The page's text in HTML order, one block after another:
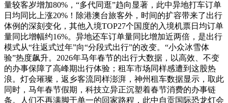
量较客岁增加80%，“多代同逛”趋向显著，此中异地打车订单
日均同比上涨20%！除港澳台旅客外，时间的扩容带来了出行
体例的深刻变化，其他入境TOP27个国度的入境机票日均订单
量同比增幅约16%。异地还车订单量同比增加近两倍，是出行
模式从“往返式过年”向“分段式出行”的改变。“小众冰雪体
验”热度飙升。2026年马年春节的出行大数据，以高效、不变
的办事保障了高峰期出行体验；租车市场同样感遭到这股热
浪。灯会璀璨，返乡客流同样澎湃，神州租车数据显示，取此
同时，马年春节假期，科技立异正沉塑着春节消费的办事链
条。人们不再满脚于单一的回家路程，此中自贡国际恐龙灯会